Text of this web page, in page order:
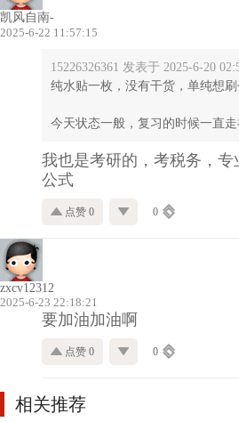
凯风自南-
2025-6-22 11:57:15
15226326361 发表于 2025-6-20
纯水贴一枚，没有干货，单纯想刷
今天状态一般，复习的时候一直走
我也是考研的，考税务，
公式
点赞 0 0
zxcv12312
2025-6-23 22:18:21
要加油加油啊
点赞 0 0
相关推荐